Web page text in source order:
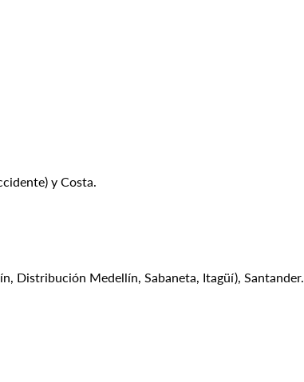
y Costa.
Distribución Medellín, Sabaneta, Itagüí), Santander.